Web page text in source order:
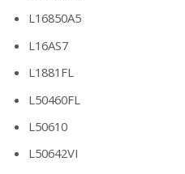
L16850A5
L16AS7
L1881FL
L50460FL
L50610
L50642VI